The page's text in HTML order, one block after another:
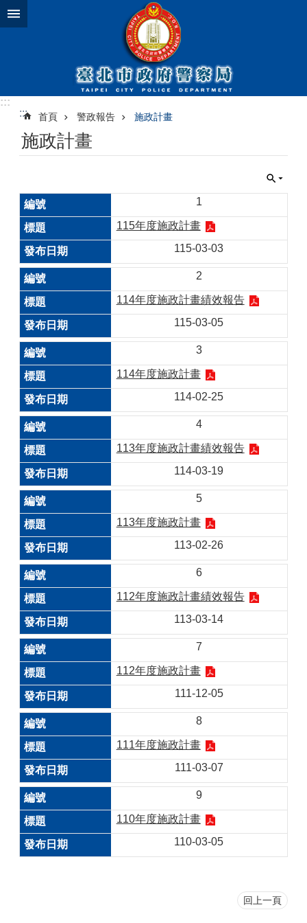
跳到主要內容區塊
:::
:::
首頁 警政報告 施政計畫
施政計畫
1
115年度施政計畫
115-03-03
2
114年度施政計畫績效報告
115-03-05
3
114年度施政計畫
114-02-25
4
113年度施政計畫績效報告
114-03-19
5
113年度施政計畫
113-02-26
6
112年度施政計畫績效報告
113-03-14
7
112年度施政計畫
111-12-05
8
111年度施政計畫
111-03-07
9
110年度施政計畫
110-03-05
回上一頁